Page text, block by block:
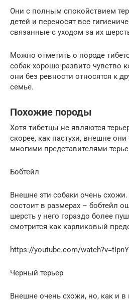
Они с полным спокойствием
детей и переносят все
связанные с уходом за их
Можно отметить о породе
собак хорошо развито чувство
они без ревности относятся к
семье.
Похожие породы
Хотя тибетцы не являются
скорее, как пастухи, внешне
многими представителями
Бобтейл
Внешне эти собаки очень
состоит в размерах – бобтейл
шерсть у него гораздо более
смотрится как карликовый
https://youtube.com/
Черный терьер
Внешне очень схожи, но, как и